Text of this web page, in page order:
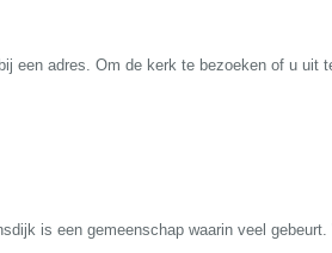
een adres. Om de kerk te bezoeken of u uit
is een gemeenschap waarin veel